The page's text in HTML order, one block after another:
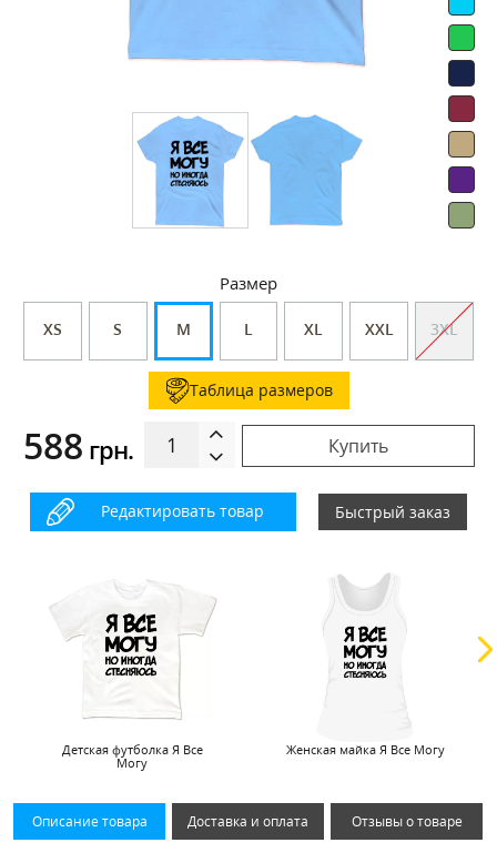
Размер
XS S M L XL XXL 3XL
Таблица размеров
588 грн. Купить
Редактировать товар Быстрый заказ
Детская футболка Я Все
Могу
Женская майка Я Все Могу
Описание товара Доставка и оплата Отзывы о товаре